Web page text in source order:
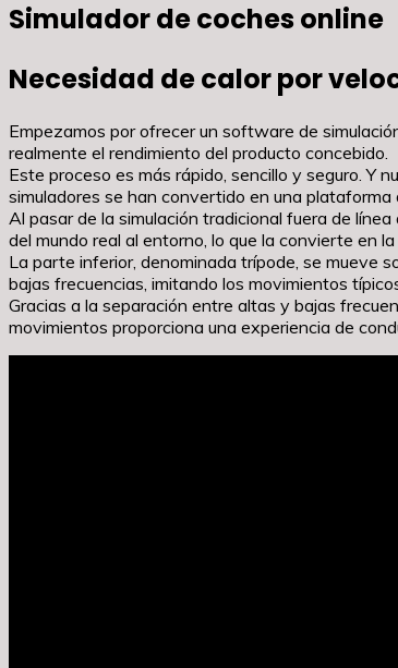
Simulador de coches online
Necesidad de calor por
Empezamos por ofrecer un software de
realmente el rendimiento del producto concebido.
Este proceso es más rápido, sencillo y seguro. Y
simuladores se han convertido en una
Al pasar de la simulación tradicional fuera de
del mundo real al entorno, lo que la convierte en
La parte inferior, denominada trípode, se mueve
bajas frecuencias, imitando los movimientos
Gracias a la separación entre altas y bajas
movimientos proporciona una experiencia de